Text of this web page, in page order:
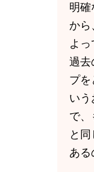
明確
から
よっ
過去
プを
いう
で、
と
ある